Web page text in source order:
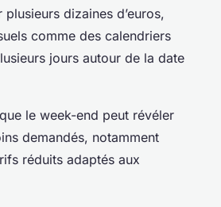
dizaines d’euros,
comme des calendriers
jours autour de la date
le week-end peut révéler
demandés, notamment
réduits adaptés aux